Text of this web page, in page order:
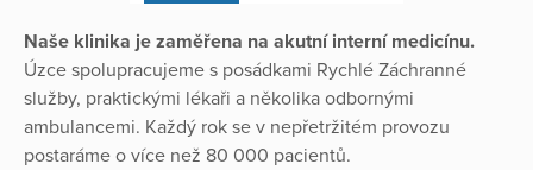
Naše klinika je zaměřena na akutní interní medicínu.
Úzce spolupracujeme s posádkami Rychlé Záchranné
služby, praktickými lékaři a několika odbornými
ambulancemi. Každý rok se v nepřetržitém provozu
postaráme o více než 80 000 pacientů.